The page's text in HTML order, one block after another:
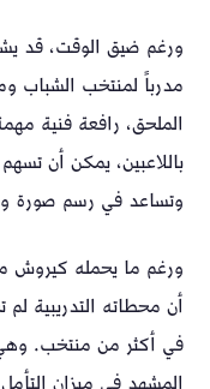
ورغم ضيق الوقت، قد
مدرباً لمنتخب الشباب
الملحق، رافعة فنية
باللاعبين، يمكن أن
وتساعد في رسم صورة
ورغم ما يحمله كيروش
أن محطاته التدريبية
في أكثر من منتخب.